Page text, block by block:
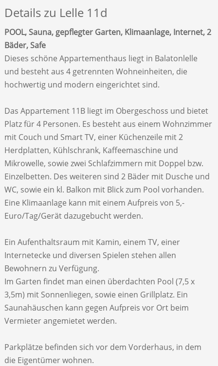
Details zu Lelle 11d
POOL, Sauna, gepflegter Garten, Klimaanlage, Internet, 2
Bäder, Safe
Dieses schöne Appartementhaus liegt in Balatonlelle
und besteht aus 4 getrennten Wohneinheiten, die
hochwertig und modern eingerichtet sind.
Das Appartement 11B liegt im Obergeschoss und bietet
Platz für 4 Personen. Es besteht aus einem Wohnzimmer
mit Couch und Smart TV, einer Küchenzeile mit 2
Herdplatten, Kühlschrank, Kaffeemaschine und
Mikrowelle, sowie zwei Schlafzimmern mit Doppel bzw.
Einzelbetten. Des weiteren sind 2 Bäder mit Dusche und
WC, sowie ein kl. Balkon mit Blick zum Pool vorhanden.
Eine Klimaanlage kann mit einem Aufpreis von 5,-
Euro/Tag/Gerät dazugebucht werden.
Ein Aufenthaltsraum mit Kamin, einem TV, einer
Internetecke und diversen Spielen stehen allen
Bewohnern zu Verfügung.
Im Garten findet man einen überdachten Pool (7,5 x
3,5m) mit Sonnenliegen, sowie einen Grillplatz. Ein
Saunahäuschen kann gegen Aufpreis vor Ort beim
Vermieter angemietet werden.
Parkplätze befinden sich vor dem Vorderhaus, in dem
die Eigentümer wohnen.